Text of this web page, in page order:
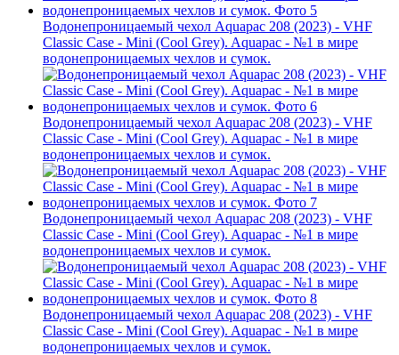
Водонепроницаемый чехол Aquapac 208 (2023) - VHF
Classic Case - Mini (Cool Grey). Aquapac - №1 в мире
водонепроницаемых чехлов и сумок.
Водонепроницаемый чехол Aquapac 208 (2023) - VHF
Classic Case - Mini (Cool Grey). Aquapac - №1 в мире
водонепроницаемых чехлов и сумок.
Водонепроницаемый чехол Aquapac 208 (2023) - VHF
Classic Case - Mini (Cool Grey). Aquapac - №1 в мире
водонепроницаемых чехлов и сумок.
Водонепроницаемый чехол Aquapac 208 (2023) - VHF
Classic Case - Mini (Cool Grey). Aquapac - №1 в мире
водонепроницаемых чехлов и сумок.